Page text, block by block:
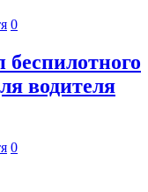
0
беспилотного
водителя
0